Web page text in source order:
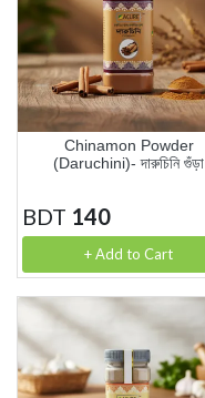
Chinamon Powder
(Daruchini)- দারুচিনি গুঁড়া
BDT 140
+ Add to Cart